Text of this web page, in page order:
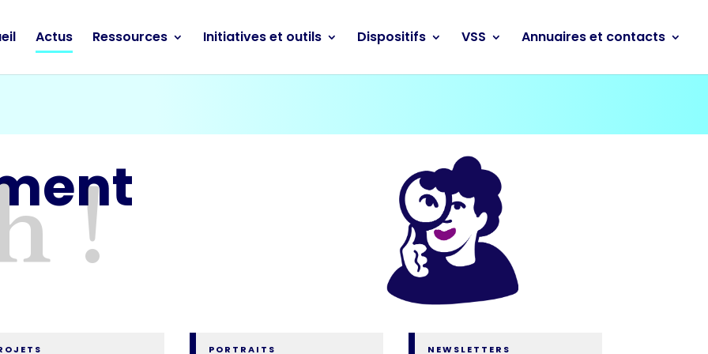
Actus Ressources Initiatives et outils Dispositifs VSS Annuaires et contacts
!
PORTRAITS NEWSLETTERS